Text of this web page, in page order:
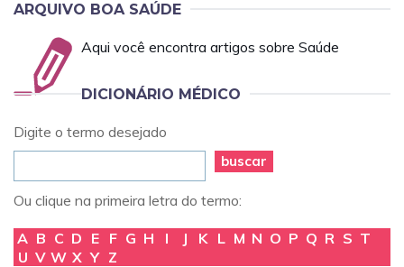
ARQUIVO BOA SAÚDE
Aqui você encontra artigos sobre Saúde
DICIONÁRIO MÉDICO
Digite o termo desejado
buscar
Ou clique na primeira letra do termo:
A B C D E F G H I J K L M N O P Q R S T
U V W X Y Z